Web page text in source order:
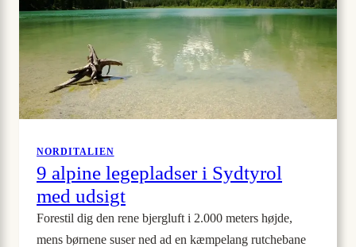
Valle
d’Aosta
NORDITALIEN
9 alpine legepladser i Sydtyrol
med udsigt
Forestil dig den rene bjergluft i 2.000 meters højde,
mens børnene suser ned ad en kæmpelang rutchebane